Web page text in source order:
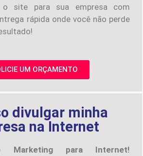
o site para sua empresa com
rápida onde você não perde
UM ORÇAMENTO
divulgar minha
na Internet
Marketing para Internet!